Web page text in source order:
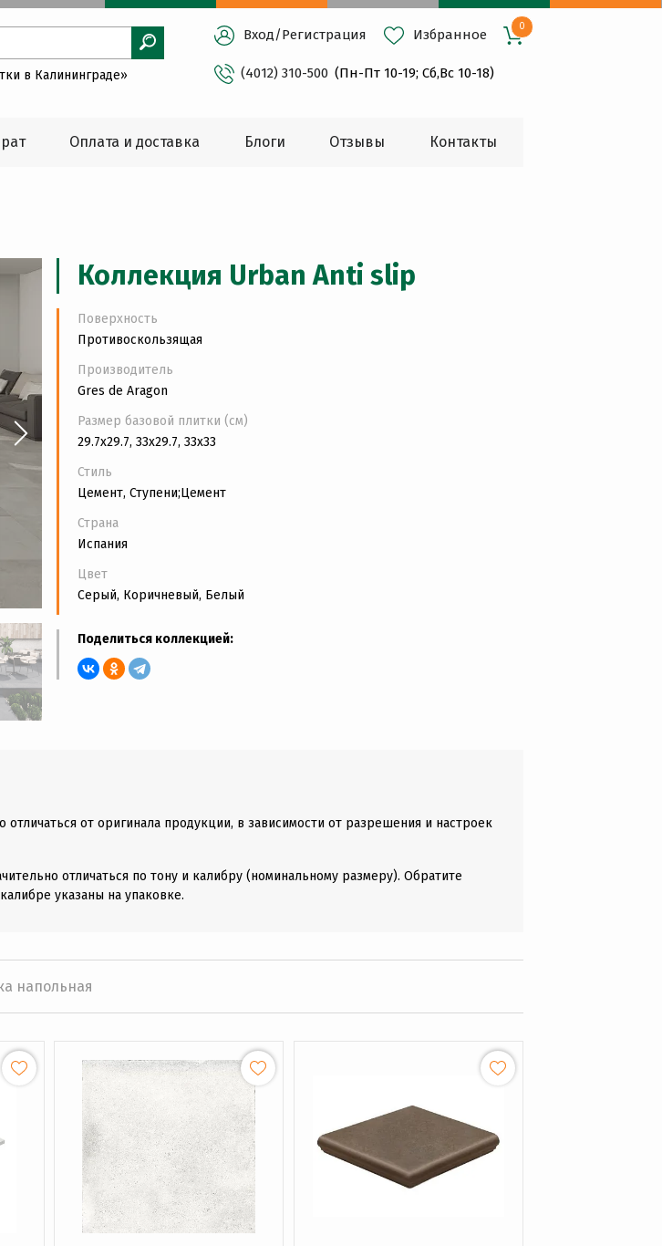
в Калининграде»
Вход/Регистрация Избранное
0
(4012) 310-500 (Пн-Пт 10-19; Сб,Вс 10-18)
Оплата и доставка Блоги Oтзывы Контакты
Коллекция Urban Anti slip
Поверхность
Противоскользящая
Производитель
Gres de Aragon
Размер базовой плитки (см)
29.7x29.7, 33x29.7, 33x33
Стиль
Цемент, Ступени;Цемент
Страна
Испания
Цвет
Серый, Коричневый, Белый
Поделиться коллекцией:
от оригинала продукции, в зависимости от разрешения и настроек
отличаться по тону и калибру (номинальному размеру). Обратите
указаны на упаковке.
напольная